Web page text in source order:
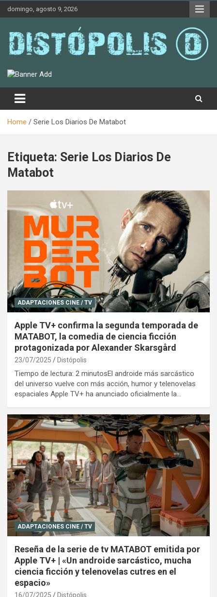
Skip
domingo, agosto 9, 2026
Distópolis
Home Serie Los Diarios De Matabot
Etiqueta: Serie Los Diarios De
Matabot
ADAPTACIONES CINE / TV
Apple TV+ confirma la segunda temporada de
MATABOT, la comedia de ciencia ficción
protagonizada por Alexander Skarsgård
23/07/2025 Distópolis
Tiempo de lectura: 2 minutosEl androide más sarcástico
del universo vuelve con más acción, humor y telenovelas
espaciales Apple TV+ ha anunciado oficialmente la…
ADAPTACIONES CINE / TV
Reseña de la serie de tv MATABOT emitida por
Apple TV+ | «Un androide sarcástico, mucha
ciencia ficción y telenovelas cutres en el
espacio»
16/07/2025 Distópolis